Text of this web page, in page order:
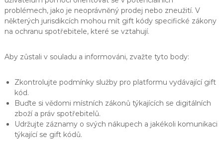
problémech, jako je neoprávněný prodej nebo zneužití. V
některých jurisdikcích mohou mít gift kódy specifické zákony
na ochranu spotřebitele, které se vztahují.
Aby zůstali v souladu a informováni, zvažte tyto body:
Zkontrolujte podmínky služby pro platformu vydávající gift
kód.
Buďte si vědomi místních zákonů týkajících se digitálních
zboží a práv spotřebitelů.
Udržujte záznamy o svých nákupech a jakékoli komunikaci
týkající se gift kódů.